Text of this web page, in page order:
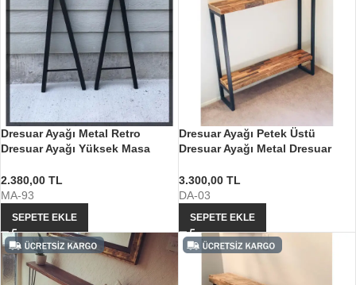
Dresuar Ayağı Metal Retro
Dresuar Ayağı Yüksek Masa
2.380,00 TL
MA-93
SEPETE EKLE
Dresuar Ayağı Petek Üstü
Dresuar Ayağı Metal Dresuar
3.300,00 TL
DA-03
SEPETE EKLE